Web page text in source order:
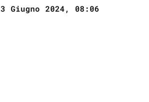
3 Giugno 2024, 08:06